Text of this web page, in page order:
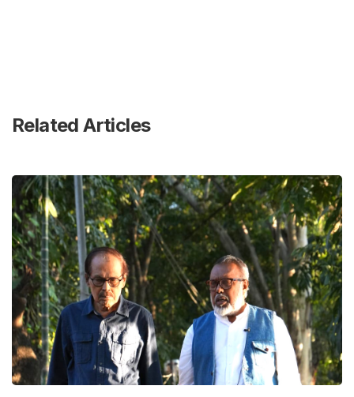
Related Articles